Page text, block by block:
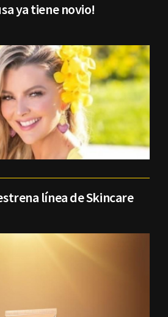
ya tiene novio!
línea de Skincare